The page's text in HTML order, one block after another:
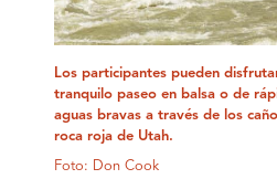
Los participantes pueden
tranquilo paseo en balsa o de
aguas bravas a través de los
roca roja de Utah.
Foto: Don Cook